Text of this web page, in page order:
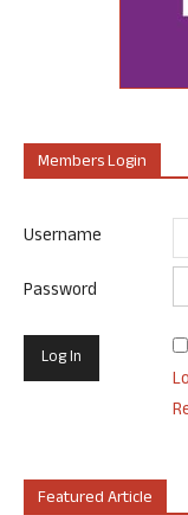
Members Login
Username
Password
Featured Article